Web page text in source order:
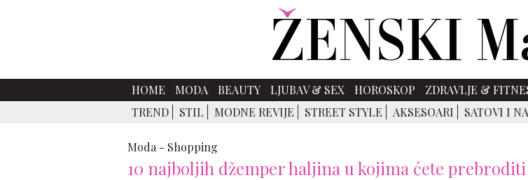
HOME MODA BEAUTY LJUBAV & SEX HOROSKOP ZDRAVLJE &
TREND
STIL MODNE REVIJE STREET STYLE AKSESOARI SATOVI I
Moda - Shopping
10 najboljih džemper haljina u kojima ćete